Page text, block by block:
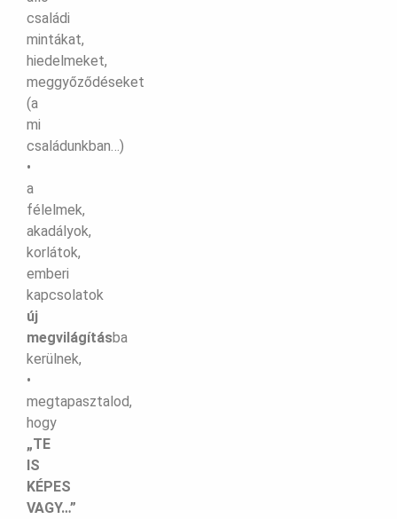
családi
mintákat,
hiedelmeket,
meggyőződéseket
(a
mi
családunkban…)
•
a
félelmek,
akadályok,
korlátok,
emberi
kapcsolatok
új
megvilágításba
kerülnek,
•
megtapasztalod,
hogy
„TE
IS
KÉPES
VAGY…”